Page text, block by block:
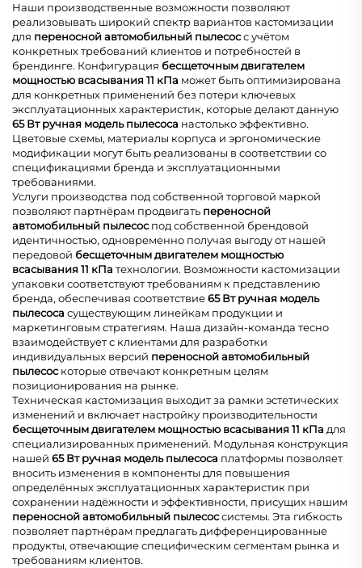
Наши производственные возможности позволяют
реализовывать широкий спектр вариантов кастомизации
для переносной автомобильный пылесосс учётом
конкретных требований клиентов и потребностей в
брендинге. Конфигурация бесщеточным двигателем
мощностью всасывания 11 кПа может быть оптимизирована
для конкретных применений без потери ключевых
эксплуатационных характеристик, которые делают данную
65 Вт ручная модель пылесоса настолько эффективно.
Цветовые схемы, материалы корпуса и эргономические
модификации могут быть реализованы в соответствии со
спецификациями бренда и эксплуатационными
требованиями.
Услуги производства под собственной торговой маркой
позволяют партнёрам продвигать переносной
автомобильный пылесоспод собственной брендовой
идентичностью, одновременно получая выгоду от нашей
передовой бесщеточным двигателем мощностью
всасывания 11 кПа технологии. Возможности кастомизации
упаковки соответствуют требованиям к представлению
бренда, обеспечивая соответствие65 Вт ручная модель
пылесоса существующим линейкам продукции и
маркетинговым стратегиям. Наша дизайн-команда тесно
взаимодействует с клиентами для разработки
индивидуальных версий переносной автомобильный
пылесоскоторые отвечают конкретным целям
позиционирования на рынке.
Техническая кастомизация выходит за рамки эстетических
изменений и включает настройку производительности
бесщеточным двигателем мощностью всасывания 11 кПа для
специализированных применений. Модульная конструкция
нашей 65 Вт ручная модель пылесоса платформы позволяет
вносить изменения в компоненты для повышения
определённых эксплуатационных характеристик при
сохранении надёжности и эффективности, присущих нашим
переносной автомобильный пылесоссистемы. Эта гибкость
позволяет партнёрам предлагать дифференцированные
продукты, отвечающие специфическим сегментам рынка и
требованиям клиентов.